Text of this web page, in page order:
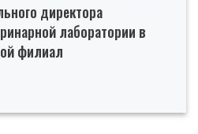
директора
лаборатории в
филиал